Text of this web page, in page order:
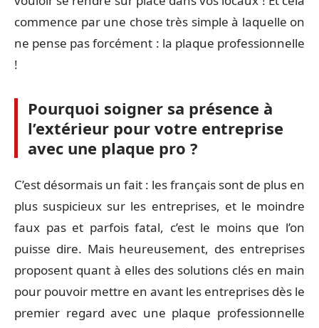
commence par une chose très simple à laquelle on
ne pense pas forcément : la plaque professionnelle
!
Pourquoi soigner sa présence à
l’extérieur pour votre entreprise
avec une plaque pro ?
C’est désormais un fait : les français sont de plus en
plus suspicieux sur les entreprises, et le moindre
faux pas et parfois fatal, c’est le moins que l’on
puisse dire. Mais heureusement, des entreprises
proposent quant à elles des solutions clés en main
pour pouvoir mettre en avant les entreprises dès le
premier regard avec une plaque professionnelle